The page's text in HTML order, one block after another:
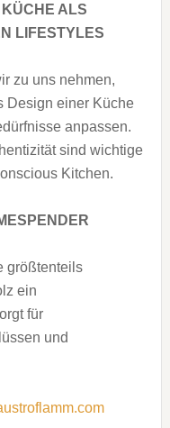
ALS
LIFESTYLES
zu uns nehmen,
Design einer Küche
anpassen.
sind wichtige
Kitchen.
größtenteils
ein
für
und